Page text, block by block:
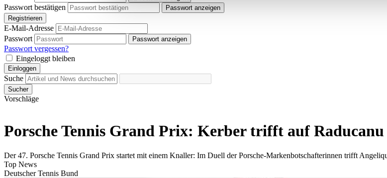
Wir verwenden Cookies, um Inhalte und Anzeigen zu personalisieren,
und die Zugriffe auf unsere Website zu analysieren. Außerdem geben wir
möglicherweise mit weiteren Daten zusammen, die Sie ihnen bereitgestellt
Passwort bestätigen
Passwort anzeigen
Registrieren
E-Mail-Adresse
Passwort
Passwort anzeigen
Passwort vergessen?
Eingeloggt bleiben
Einloggen
Suche
Sucher
Vorschläge
Porsche Tennis Grand Prix: Kerber trifft auf Raducanu
Der 47. Porsche Tennis Grand Prix startet mit einem Knaller: Im Duell der Porsche-Markenbotschafterinnen trifft
Top News
Deutscher Tennis Bund